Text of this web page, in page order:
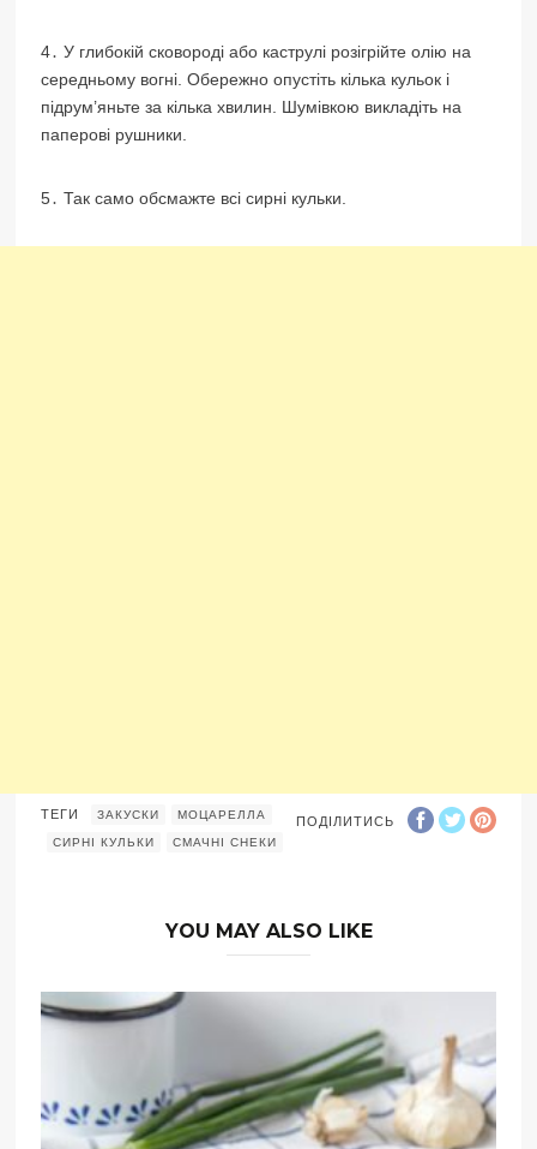
4․ У глибокій сковороді або каструлі розігрійте олію на
середньому вогні. Обережно опустіть кілька кульок і
підрум’яньте за кілька хвилин. Шумівкою викладіть на
паперові рушники.
5․ Так само обсмажте всі сирні кульки.
ПОДІЛИТИСЬ
ТЕГИ ЗАКУСКИ МОЦАРЕЛЛА
СИРНІ КУЛЬКИ СМАЧНІ СНЕКИ
YOU MAY ALSO LIKE